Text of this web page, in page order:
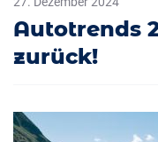
Autotrends
zurück!